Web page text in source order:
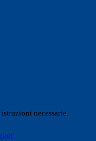
necessarie.